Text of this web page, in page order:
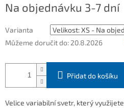
cena:
Na objednávku 3-7 dní
Varianta
Můžeme doručit do: 20.8.2026
Přidat do košíku
Velice variabilní svetr, který využijete